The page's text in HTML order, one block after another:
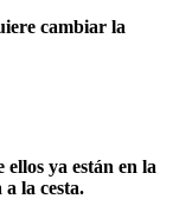
cambiar la
ya están en la
la cesta.